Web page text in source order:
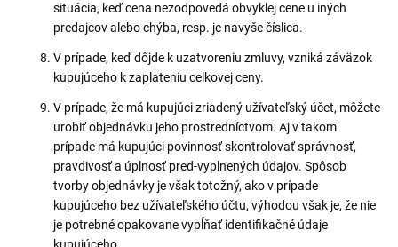
situácia, keď cena nezodpovedá obvyklej cene u iných
predajcov alebo chýba, resp. je navyše číslica.
V prípade, keď dôjde k uzatvoreniu zmluvy, vzniká záväzok
kupujúceho k zaplateniu celkovej ceny.
V prípade, že má kupujúci zriadený užívateľský účet, môžete
urobiť objednávku jeho prostredníctvom. Aj v takom
prípade má kupujúci povinnosť skontrolovať správnosť,
pravdivosť a úplnosť pred-vyplnených údajov. Spôsob
tvorby objednávky je však totožný, ako v prípade
kupujúceho bez užívateľského účtu, výhodou však je, že nie
je potrebné opakovane vypĺňať identifikačné údaje